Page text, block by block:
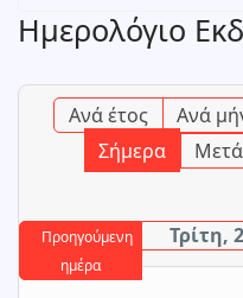
Ημερολόγιο
Ανά έτος Ανά
Σήμερα
Προηγούμενη
ημέρα
Τρίτη,